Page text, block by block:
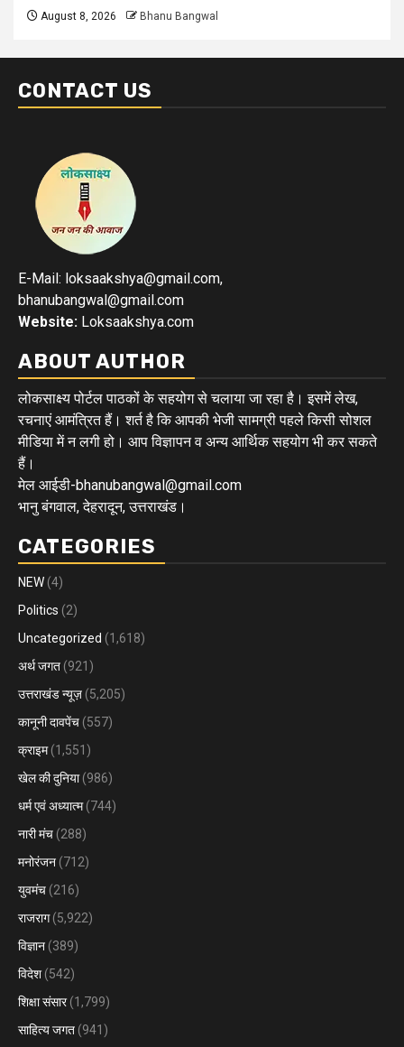
August 8, 2026 Bhanu Bangwal
CONTACT US
E-Mail: loksaakshya@gmail.com,
bhanubangwal@gmail.com
Website: Loksaakshya.com
ABOUT AUTHOR
लोकसाक्ष्य पोर्टल पाठकों के सहयोग से चलाया जा रहा है। इसमें लेख,
रचनाएं आमंत्रित हैं। शर्त है कि आपकी भेजी सामग्री पहले किसी सोशल
मीडिया में न लगी हो। आप विज्ञापन व अन्य आर्थिक सहयोग भी कर सकते
हैं।
मेल आईडी-bhanubangwal@gmail.com
भानु बंगवाल, देहरादून, उत्तराखंड।
CATEGORIES
NEW (4)
Politics (2)
Uncategorized (1,618)
अर्थ जगत (921)
उत्तराखंड न्यूज़ (5,205)
कानूनी दावपेंच (557)
क्राइम(1,551)
खेल की दुनिया(986)
धर्म एवं अध्यात्म(744)
नारी मंच (288)
मनोरंजन (712)
युवमंच (216)
राजराग(5,922)
विज्ञान (389)
विदेश (542)
शिक्षा संसार(1,799)
साहित्य जगत (941)